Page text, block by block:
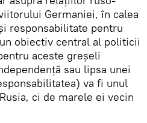
Germaniei, în calea
responsabilitate pentru
obiectiv central al politicii
aceste greșeli
sau lipsa unei
va fi unul
ci de marele ei vecin